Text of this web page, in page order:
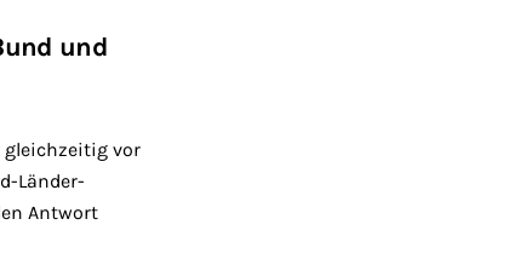
und
gleichzeitig vor
Länder-
Antwort